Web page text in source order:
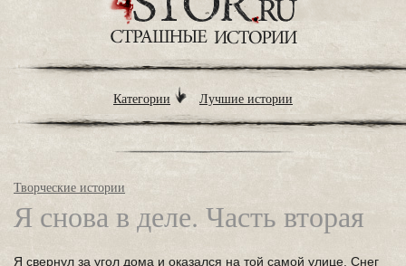
Категории Лучшие истории
Творческие истории
Я снова в деле. Часть вторая
Я свернул за угол дома и оказался на той самой улице. Снег